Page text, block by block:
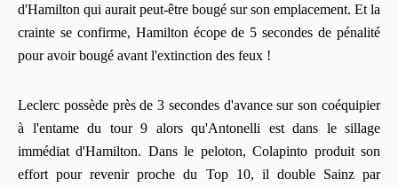
d'Hamilton qui aurait peut-être bougé sur son emplacement. Et la
crainte se confirme, Hamilton écope de 5 secondes de pénalité
pour avoir bougé avant l'extinction des feux !
Leclerc possède près de 3 secondes d'avance sur son coéquipier
à l'entame du tour 9 alors qu'Antonelli est dans le sillage
immédiat d'Hamilton. Dans le peloton, Colapinto produit son
effort pour revenir proche du Top 10, il double Sainz par